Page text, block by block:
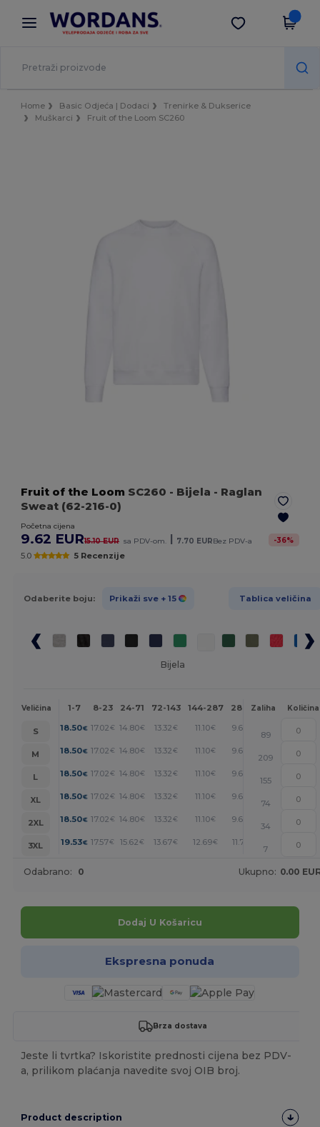
× Aplikacija Wordans
Bolje cijene u aplikaciji!
Preuzmi app
Home Basic Odjeća | Dodaci
Trenirke & Dukserice
Muškarci
Fruit of the Loom SC260
Fruit of the Loom SC260 - Bijela - Raglan
Sweat (62-216-0)
Početna cijena
9.62 EUR15.10 EUR sa PDV-om. | 7.70 EURBez PDV-a -36%
5.0 5 Recenzije
Odaberite boju: Prikaži sve + 15 Tablica veličina
Bijela
Veličina 1-7 8-23 24-71 72-143 144-287 288 + Više
Zaliha Količina
S 18.50€ 17.02€ 14.80€ 13.32€ 11.10€ 9.62 +
89
M
18.50€ 17.02€ 14.80€ 13.32€ 11.10€ 9.62 +
209
L
18.50€ 17.02€ 14.80€ 13.32€ 11.10€ 9.62 +
155
XL
18.50€ 17.02€ 14.80€ 13.32€ 11.10€ 9.62 +
74
2XL
18.50€ 17.02€ 14.80€ 13.32€ 11.10€ 9.62 +
34
3XL
19.53€ 17.57€ 15.62€ 13.67€ 12.69€ 11.71 +
7
Odabrano: 0 Ukupno: 0.00
Dodaj U Košaricu
Ekspresna ponuda
Brza dostava
Jeste li tvrtka? Iskoristite prednosti cijena bez PDV-
a, prilikom plaćanja navedite svoj OIB broj.
Product description